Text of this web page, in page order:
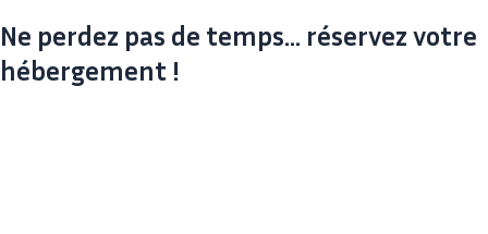
Ne perdez pas de temps... réservez votre
hébergement !